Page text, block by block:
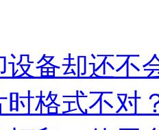
设备却还不
时格式不对